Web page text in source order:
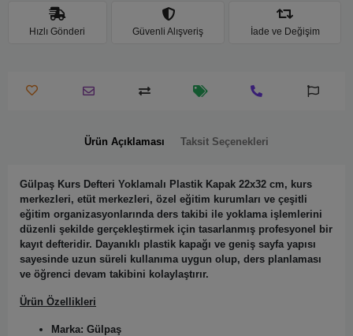
Hızlı Gönderi Güvenli Alışveriş İade ve Değişim
Ürün Açıklaması Taksit Seçenekleri
Gülpaş Kurs Defteri Yoklamalı Plastik Kapak 22x32 cm, kurs
merkezleri, etüt merkezleri, özel eğitim kurumları ve çeşitli
eğitim organizasyonlarında ders takibi ile yoklama işlemlerini
düzenli şekilde gerçekleştirmek için tasarlanmış profesyonel bir
kayıt defteridir. Dayanıklı plastik kapağı ve geniş sayfa yapısı
sayesinde uzun süreli kullanıma uygun olup, ders planlaması
ve öğrenci devam takibini kolaylaştırır.
Ürün Özellikleri
Marka: Gülpaş